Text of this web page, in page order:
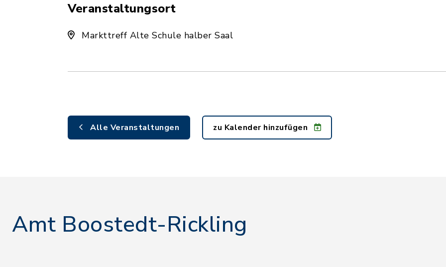
Veranstaltungsort
Markttreff Alte Schule halber Saal
Alle Veranstaltungen zu Kalender hinzufügen
Amt Boostedt-Rickling